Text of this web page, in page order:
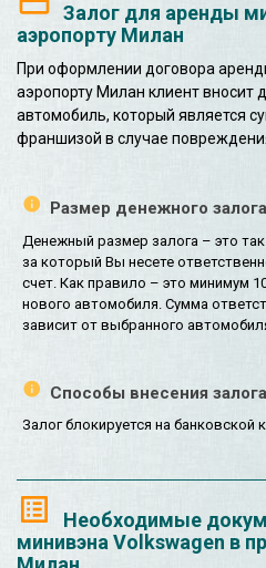
Залог для аренды
аэропорту Милан
При оформлении договора
аэропорту Милан клиент вносит
автомобиль, который является
франшизой в случае
Размер денежного залога
Денежный размер залога – это
за который Вы несете
счет. Как правило – это минимум
нового автомобиля. Сумма
зависит от выбранного
Способы внесения залога
Залог блокируется на банковской
Необходимые
минивэна Volkswagen в